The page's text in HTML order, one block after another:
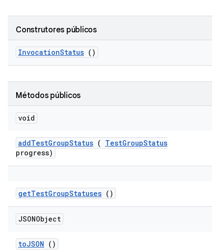
Construtores públicos
InvocationStatus ()
Métodos públicos
void
addTestGroupStatus ( TestGroupStatus
progress)
getTestGroupStatuses ()
JSONObject
toJSON ()